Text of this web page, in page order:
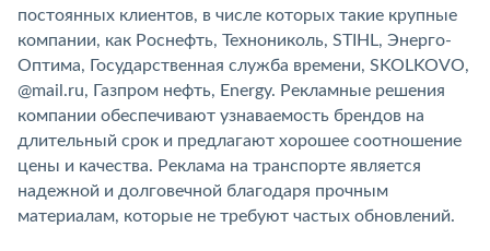
постоянных клиентов, в числе которых такие крупные
компании, как Роснефть, Технониколь, STIHL, Энерго-
Оптима, Государственная служба времени, SKOLKOVO,
@mail.ru, Газпром нефть, Energy. Рекламные решения
компании обеспечивают узнаваемость брендов на
длительный срок и предлагают хорошее соотношение
цены и качества. Реклама на транспорте является
надежной и долговечной благодаря прочным
материалам, которые не требуют частых обновлений.